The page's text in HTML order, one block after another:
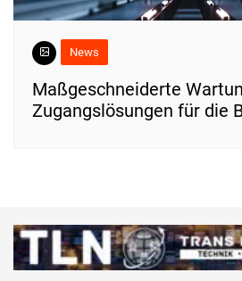
News
Maßgeschneiderte
Zugangslösungen für die